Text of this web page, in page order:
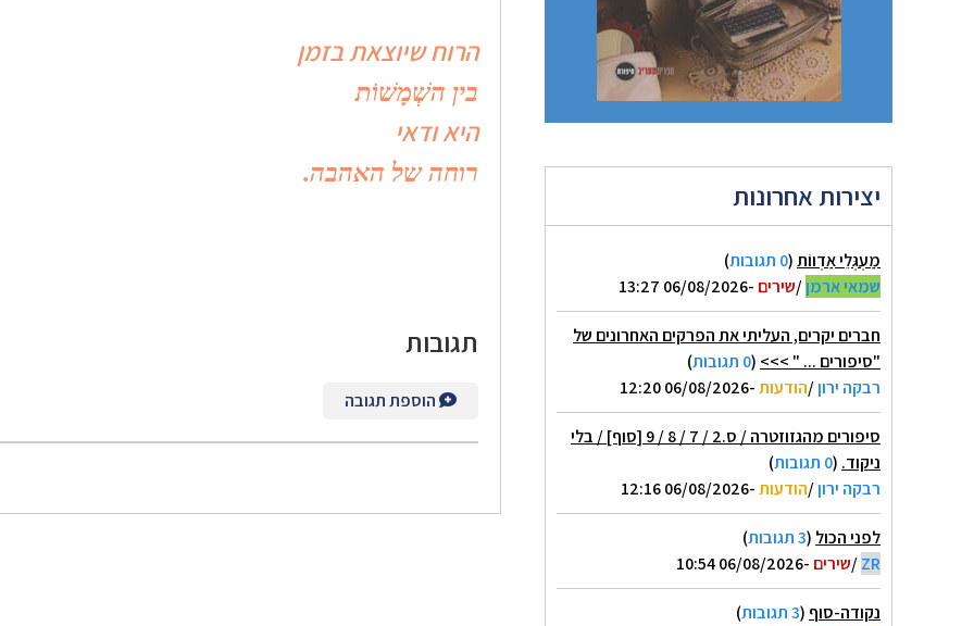
יצירות אחרונות
מַעְגְּלֵי אַדְווֹת(0 תגובות
)
שמאי ארמן/שירים -06/08/2026 13:27
חברים יקרים, העליתי את הפרקים האחרונים של
"סיפורים ... " >>> (0 תגובות
)
רבקה ירון/הודעות-06/08/2026 12:20
סיפורים מהגזוזטרה / ס.2 / 7 / 8 / 9 [סוף] / בלי
ניקוד. (0 תגובות
)
רבקה ירון/הודעות-06/08/2026 12:16
לפני הכול (3 תגובות
)
ZR
/שירים -06/08/2026 10:54
נקודה-סוף (3 תגובות
)
הרוח שיוצאת בזמן
בין השְׁמָשׁוֹת
היא ודאי
רוחהשל האהבה.
תגובות
הוספת תגובה